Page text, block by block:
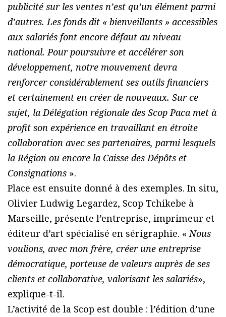
publicité sur les ventes n’est qu’un élément parmi
d’autres. Les fonds dit « bienveillants » accessibles
aux salariés font encore défaut au niveau
national. Pour poursuivre et accélérer son
développement, notre mouvement devra
renforcer considérablement ses outils financiers
et certainement en créer de nouveaux. Sur ce
sujet, la Délégation régionale des Scop Paca met à
profit son expérience en travaillant en étroite
collaboration avec ses partenaires, parmi lesquels
la Région ou encore la Caisse des Dépôts et
Consignations ».
Place est ensuite donné à des exemples. In situ,
Olivier Ludwig Legardez, Scop Tchikebe à
Marseille, présente l’entreprise, imprimeur et
éditeur d’art spécialisé en sérigraphie. «Nous
voulions, avec mon frère, créer une entreprise
démocratique, porteuse de valeurs auprès de ses
clients et collaborative, valorisant les salariés»,
explique-t-il.
L’activité de la Scop est double : l’édition d’une